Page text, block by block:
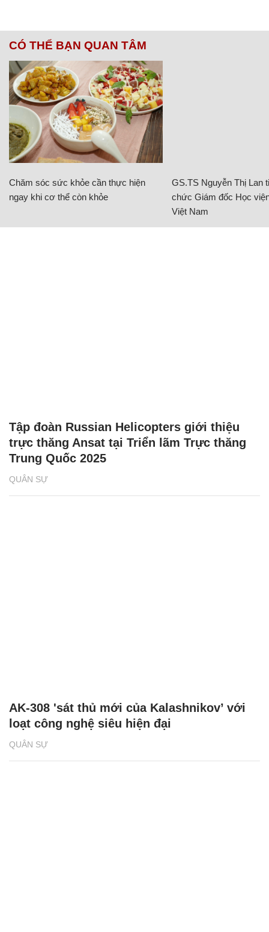
CÓ THỂ BẠN QUAN TÂM
Chăm sóc sức khỏe cần thực hiện
ngay khi cơ thể còn khỏe
GS.TS Nguyễn Thị Lan
chức Giám đốc Học
Việt Nam
QUÂN SỰ
Tập đoàn Russian Helicopters giới thiệu
trực thăng Ansat tại Triển lãm Trực thăng
Trung Quốc 2025
QUÂN SỰ
AK-308 'sát thủ mới của Kalashnikov’ với
loạt công nghệ siêu hiện đại